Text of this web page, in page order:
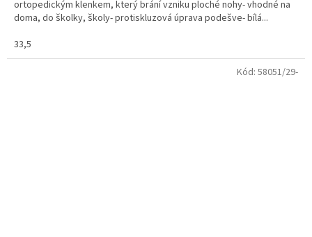
ortopedickým klenkem, který brání vzniku ploché nohy- vhodné na
doma, do školky, školy- protiskluzová úprava podešve- bílá...
33,5
Kód: 58051/29-